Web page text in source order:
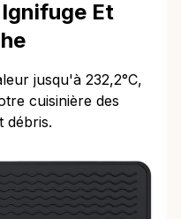
Et
jusqu'à 232,2°C,
cuisinière des
débris.